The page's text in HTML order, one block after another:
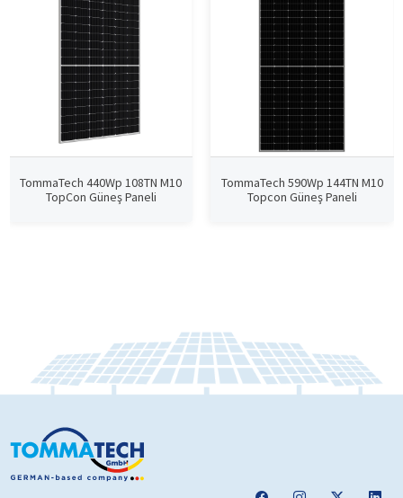
TommaTech 440Wp 108TN M10
TopCon Güneş Paneli
TommaTech 590Wp 144TN M10
Topcon Güneş Paneli